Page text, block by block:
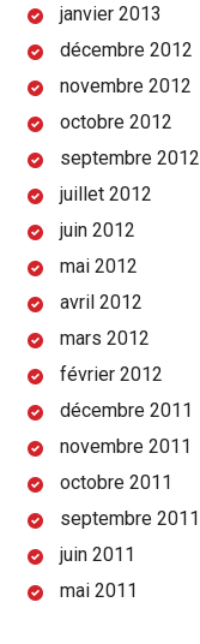
janvier 2013
décembre 2012
novembre 2012
octobre 2012
septembre 2012
juillet 2012
juin 2012
mai 2012
avril 2012
mars 2012
février 2012
décembre 2011
novembre 2011
octobre 2011
septembre 2011
juin 2011
mai 2011